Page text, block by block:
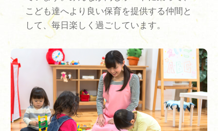
こども達へより良い保育を提供する仲間と
して、毎日楽しく過ごしています。